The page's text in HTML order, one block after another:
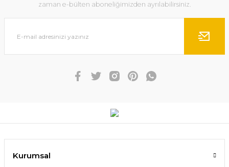
zaman e-bülten aboneliğimizden ayrılabilirsiniz.
Kurumsal